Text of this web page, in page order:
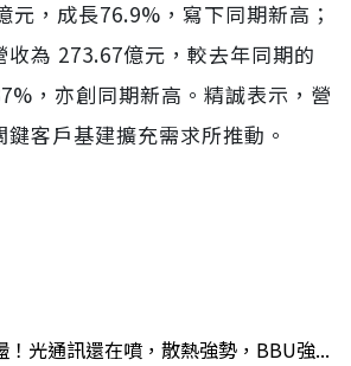
元，成長76.9%，寫下同期新高；
收為 273.67億元，較去年同期的
，亦創同期新高。精誠表示，營
客戶基建擴充需求所推動。
！光通訊還在噴，散熱強勢，BBU強...